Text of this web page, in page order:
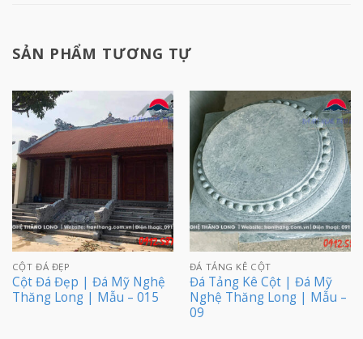
SẢN PHẨM TƯƠNG TỰ
CỘT ĐÁ ĐẸP
Cột Đá Đẹp | Đá Mỹ Nghệ
Thăng Long | Mẫu – 015
ĐÁ TẢNG KÊ CỘT
Đá Tảng Kê Cột | Đá Mỹ
Nghệ Thăng Long | Mẫu –
09